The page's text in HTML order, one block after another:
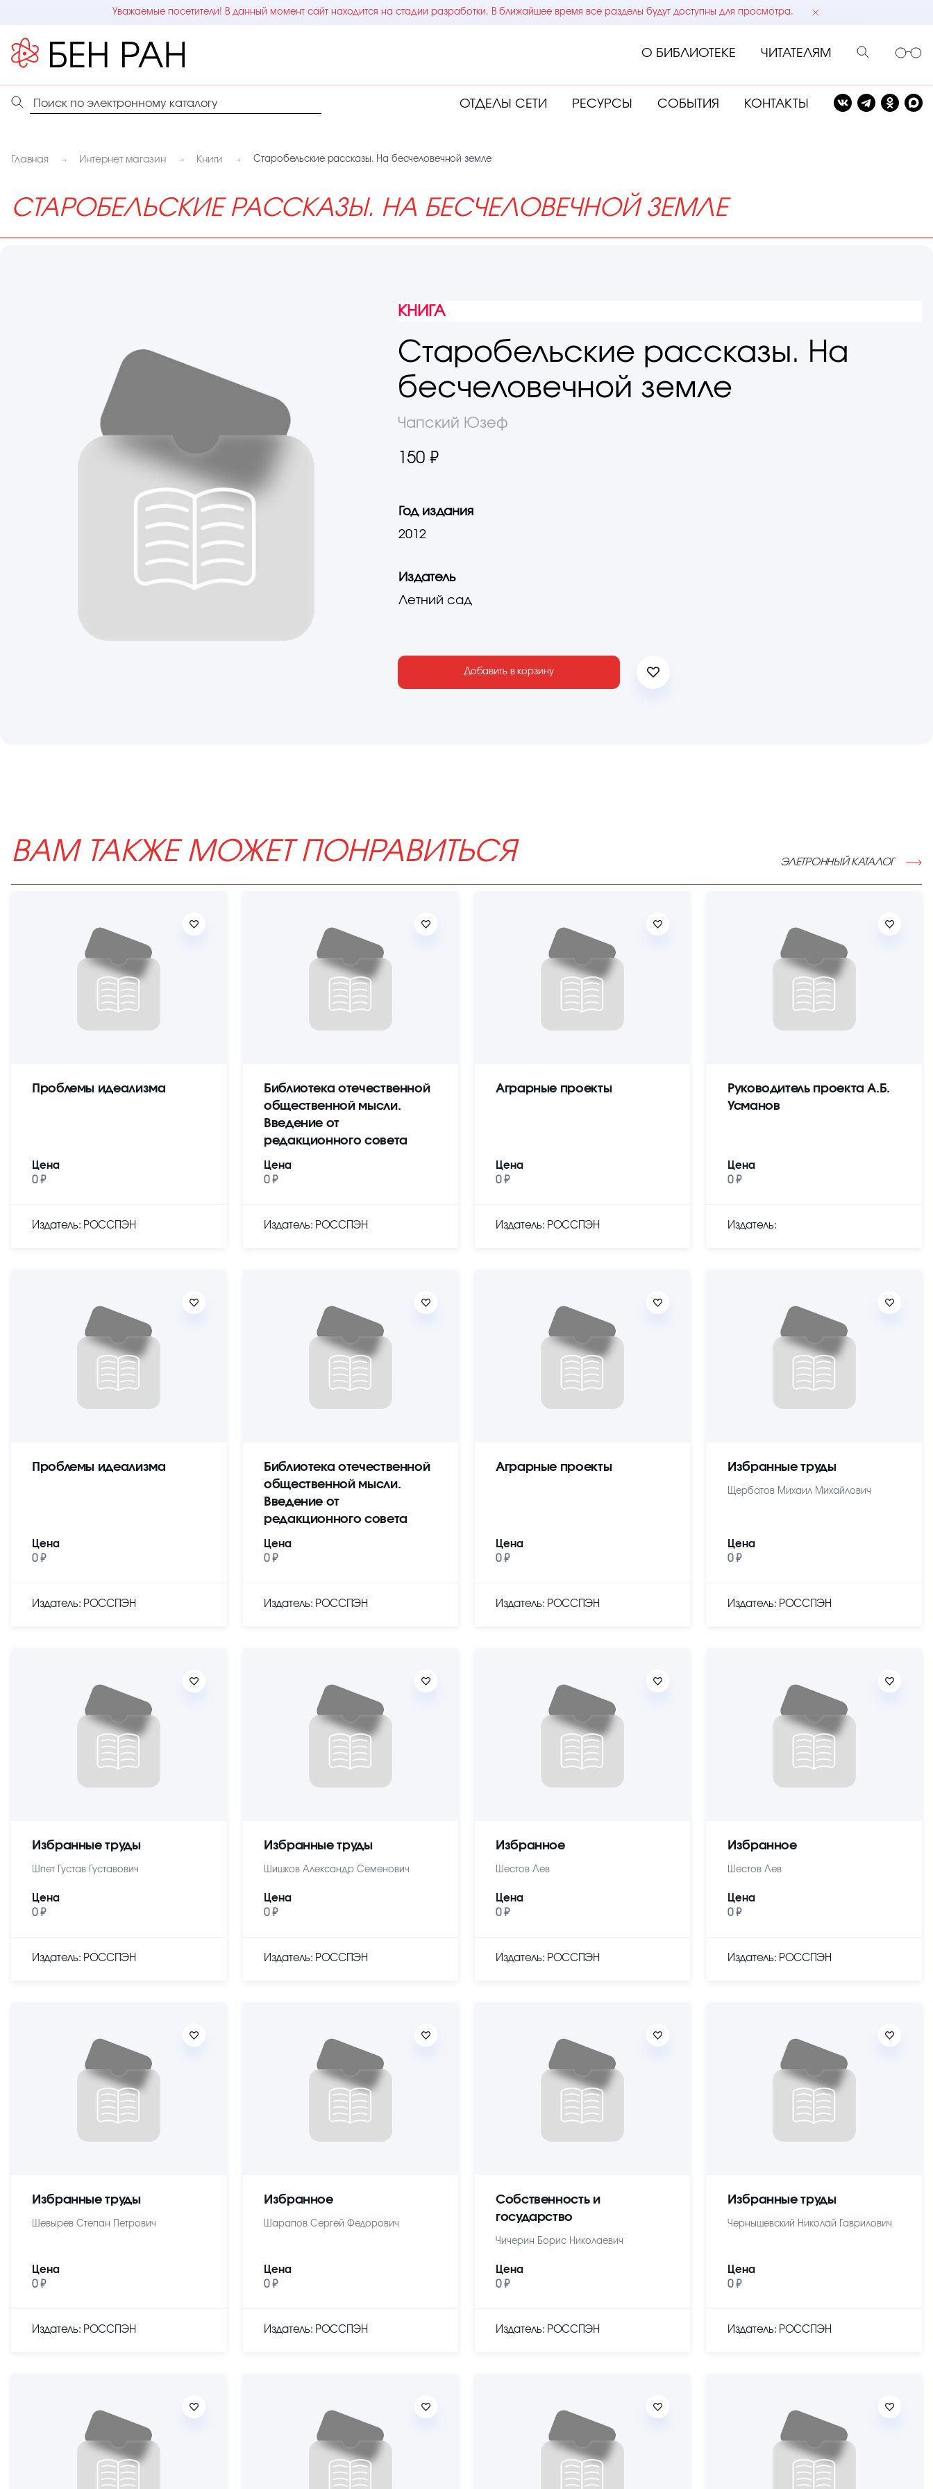
Уважаемые посетители! В данный момент сайт находится на стадии разработки. В ближайшее время все разделы будут доступны для просмотра.
О БИБЛИОТЕКЕ ЧИТАТЕЛЯМ
ОТДЕЛЫ СЕТИ РЕСУРСЫ СОБЫТИЯ КОНТАКТЫ
Главная Интернет магазин Книги Старобельские рассказы. На бесчеловечной земле
СТАРОБЕЛЬСКИЕ РАССКАЗЫ. НА БЕСЧЕЛОВЕЧНОЙ ЗЕМЛЕ
КНИГА
Старобельские рассказы. На
бесчеловечной земле
Чапский Юзеф
150 ₽
Год издания
2012
Издатель
Летний сад
Добавить в корзину
ВАМ ТАКЖЕ МОЖЕТ ПОНРАВИТЬСЯ ЭЛЕТРОННЫЙ КАТАЛОГ
Проблемы идеализма
Цена
0 ₽
Издатель: РОССПЭН
Библиотека отечественной
общественной мысли.
Введение от
редакционного совета
Цена
0 ₽
Издатель: РОССПЭН
Аграрные проекты
Цена
0 ₽
Издатель: РОССПЭН
Руководитель проекта А.Б.
Усманов
Цена
0 ₽
Издатель:
Проблемы идеализма
Цена
0 ₽
Издатель: РОССПЭН
Библиотека отечественной
общественной мысли.
Введение от
редакционного совета
Цена
0 ₽
Издатель: РОССПЭН
Аграрные проекты
Цена
0 ₽
Издатель: РОССПЭН
Избранные труды
Щербатов Михаил Михайлович
Цена
0 ₽
Издатель: РОССПЭН
Избранные труды
Шпет Густав Густавович
Цена
0 ₽
Издатель: РОССПЭН
Избранные труды
Шишков Александр Семенович
Цена
0 ₽
Издатель: РОССПЭН
Избранное
Шестов Лев
Цена
0 ₽
Издатель: РОССПЭН
Избранное
Шестов Лев
Цена
0 ₽
Издатель: РОССПЭН
Избранные труды
Шевырев Степан Петрович
Цена
0 ₽
Издатель: РОССПЭН
Избранное
Шарапов Сергей Федорович
Цена
0 ₽
Издатель: РОССПЭН
Собственность и
государство
Чичерин Борис Николаевич
Цена
0 ₽
Издатель: РОССПЭН
Избранные труды
Чернышевский Николай Гаврилович
Цена
0 ₽
Издатель: РОССПЭН